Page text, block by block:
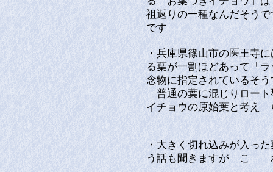
祖返りの一種なんだそう
です
・兵庫県篠山市の医王寺
る葉が一割ほどあって「
念物に指定されているそう
普通の葉に混じりロート
イチョウの原始葉と考え
・大きく切れ込みが入っ
う話も聞きますが こ